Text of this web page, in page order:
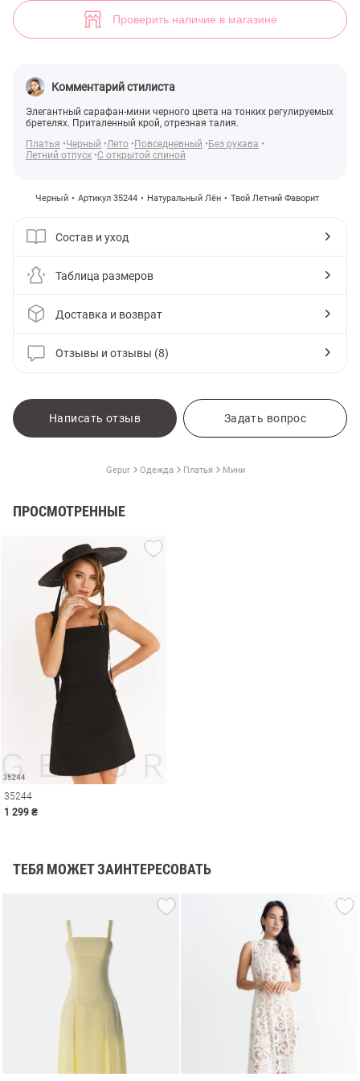
Проверить наличие в магазине
Комментарий стилиста
Элегантный сарафан-мини черного цвета на тонких регулируемых
бретелях. Приталенный крой, отрезная талия.
Платья
Черный Лето Повседневный
Без рукава
Летний отпуск С открытой спиной
Черный Артикул 35244 Натуральный Лён Твой Летний Фаворит
Состав и уход
Таблица размеров
Доставка и возврат
Отзывы и отзывы (8)
Написать отзыв Задать вопрос
Gepur Одежда Платья Мини
ПРОСМОТРЕННЫЕ
35244
1 299 ₴
ТЕБЯ МОЖЕТ ЗАИНТЕРЕСОВАТЬ
(арт. 35244) ♡ интернет-магазин Gepur